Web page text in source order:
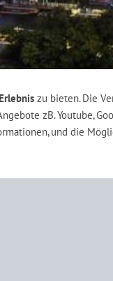
zu bieten. Die
zB. Youtube,
und die